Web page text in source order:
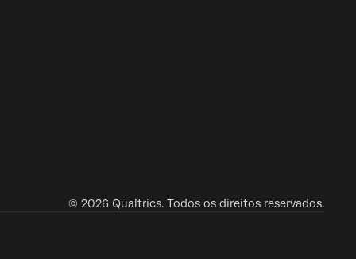
© 2026 Qualtrics. Todos os direitos reservados.